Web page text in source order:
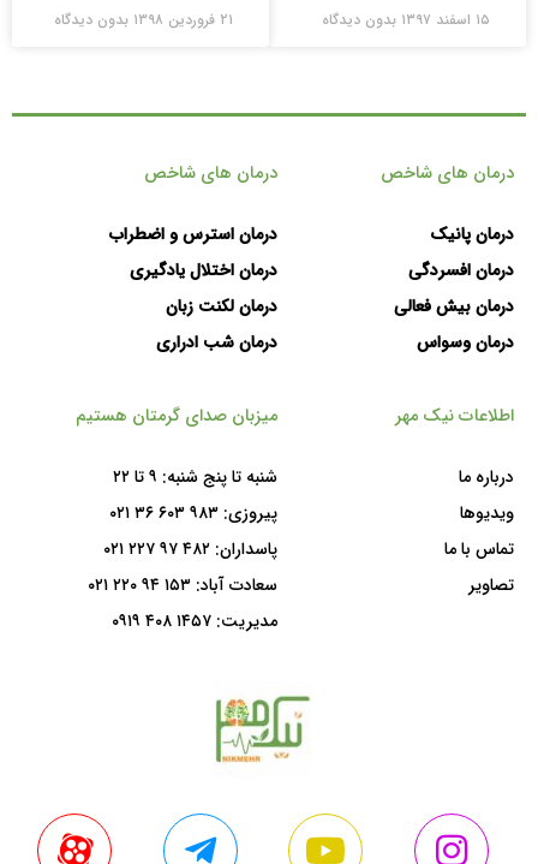
۱۵ اسفند ۱۳۹۷ بدون دیدگاه ۲۱ فروردین ۱۳۹۸ بدون دیدگاه
درمان های شاخص
درمان پانیک
درمان افسردگی
درمان بیش فعالی
درمان وسواس
درمان های شاخص
درمان استرس و اضطراب
درمان اختلال یادگیری
درمان لکنت زبان
درمان شب ادراری
اطلاعات نیک مهر
درباره ما
ویدیوها
تماس با ما
تصاویر
میزبان صدای گرمتان هستیم
شنبه تا پنج شنبه: ۹ تا ۲۲
پیروزی:۹۸۳ ۶۰۳ ۳۶ ۰۲۱
پاسداران:۴۸۲ ۹۷ ۲۲۷ ۰۲۱
سعادت آباد:۱۵۳ ۹۴ ۲۲۰ ۰۲۱
مدیریت:۱۴۵۷ ۴۰۸ ۰۹۱۹